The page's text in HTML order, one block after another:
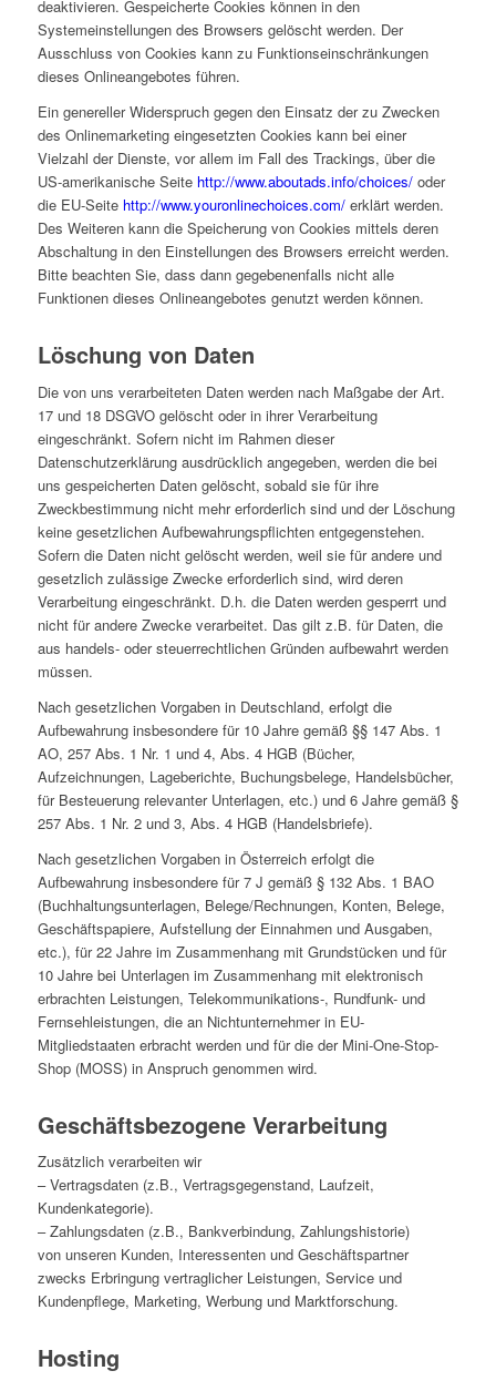
deaktivieren. Gespeicherte Cookies können in den
Systemeinstellungen des Browsers gelöscht werden. Der
Ausschluss von Cookies kann zu Funktionseinschränkungen
dieses Onlineangebotes führen.
Ein genereller Widerspruch gegen den Einsatz der zu Zwecken
des Onlinemarketing eingesetzten Cookies kann bei einer
Vielzahl der Dienste, vor allem im Fall des Trackings, über die
US-amerikanische Seite http://www.aboutads.info/choices/oder
die EU-Seite http://www.youronlinechoices.com/erklärt werden.
Des Weiteren kann die Speicherung von Cookies mittels deren
Abschaltung in den Einstellungen des Browsers erreicht werden.
Bitte beachten Sie, dass dann gegebenenfalls nicht alle
Funktionen dieses Onlineangebotes genutzt werden können.
Löschung von Daten
Die von uns verarbeiteten Daten werden nach Maßgabe der Art.
17 und 18 DSGVO gelöscht oder in ihrer Verarbeitung
eingeschränkt. Sofern nicht im Rahmen dieser
Datenschutzerklärung ausdrücklich angegeben, werden die bei
uns gespeicherten Daten gelöscht, sobald sie für ihre
Zweckbestimmung nicht mehr erforderlich sind und der Löschung
keine gesetzlichen Aufbewahrungspflichten entgegenstehen.
Sofern die Daten nicht gelöscht werden, weil sie für andere und
gesetzlich zulässige Zwecke erforderlich sind, wird deren
Verarbeitung eingeschränkt. D.h. die Daten werden gesperrt und
nicht für andere Zwecke verarbeitet. Das gilt z.B. für Daten, die
aus handels- oder steuerrechtlichen Gründen aufbewahrt werden
müssen.
Nach gesetzlichen Vorgaben in Deutschland, erfolgt die
Aufbewahrung insbesondere für 10 Jahre gemäß §§ 147 Abs. 1
AO, 257 Abs. 1 Nr. 1 und 4, Abs. 4 HGB (Bücher,
Aufzeichnungen, Lageberichte, Buchungsbelege, Handelsbücher,
für Besteuerung relevanter Unterlagen, etc.) und 6 Jahre gemäß §
257 Abs. 1 Nr. 2 und 3, Abs. 4 HGB (Handelsbriefe).
Nach gesetzlichen Vorgaben in Österreich erfolgt die
Aufbewahrung insbesondere für 7 J gemäß § 132 Abs. 1 BAO
(Buchhaltungsunterlagen, Belege/Rechnungen, Konten, Belege,
Geschäftspapiere, Aufstellung der Einnahmen und Ausgaben,
etc.), für 22 Jahre im Zusammenhang mit Grundstücken und für
10 Jahre bei Unterlagen im Zusammenhang mit elektronisch
erbrachten Leistungen, Telekommunikations-, Rundfunk- und
Fernsehleistungen, die an Nichtunternehmer in EU-
Mitgliedstaaten erbracht werden und für die der Mini-One-Stop-
Shop (MOSS) in Anspruch genommen wird.
Geschäftsbezogene Verarbeitung
Zusätzlich verarbeiten wir
– Vertragsdaten (z.B., Vertragsgegenstand, Laufzeit,
Kundenkategorie).
– Zahlungsdaten (z.B., Bankverbindung, Zahlungshistorie)
von unseren Kunden, Interessenten und Geschäftspartner
zwecks Erbringung vertraglicher Leistungen, Service und
Kundenpflege, Marketing, Werbung und Marktforschung.
Hosting